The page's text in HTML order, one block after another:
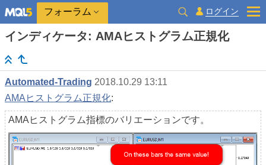
フォーラム ログイン
インディケータ: AMAヒストグラム正規化
Automated-Trading 2018.10.29 13:11
AMAヒストグラム正規化:
AMAヒストグラム指標のバリエーションです。